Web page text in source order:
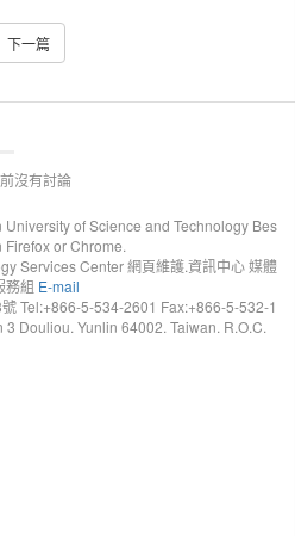
下一篇
沒有討論
of Science and Technology Bes
Firefox or Chrome.
Services Center 網頁維護.資訊中心 媒體
務組 E-mail
Tel:+866-5-534-2601 Fax:+866-5-532-1
Douliou. Yunlin 64002. Taiwan. R.O.C.